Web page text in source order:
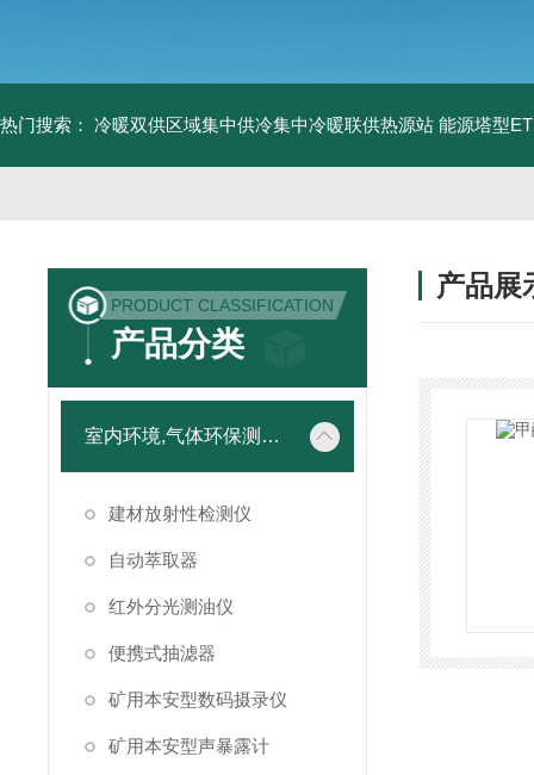
热门搜索： 冷暖双供区域集中供冷集中冷暖联供热源站 能源塔型
PRODUCT CLASSIFICATION
产品分类
室内环境,气体环保测试仪器
建材放射性检测仪
自动萃取器
红外分光测油仪
便携式抽滤器
矿用本安型数码摄录仪
矿用本安型声暴露计
产品展